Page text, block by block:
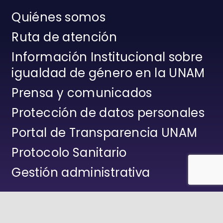
Quiénes somos
Ruta de atención
Información Institucional sobre
igualdad de género en la UNAM
Prensa y comunicados
Protección de datos personales
Portal de Transparencia UNAM
Protocolo Sanitario
Gestión administrativa